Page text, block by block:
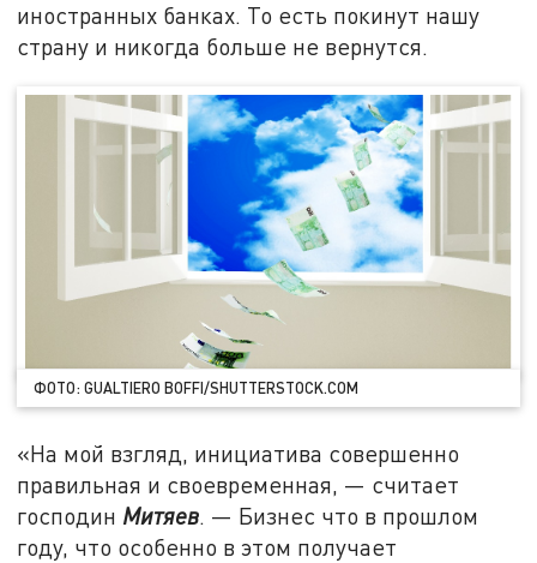
иностранных банках. То есть покинут нашу
страну и никогда больше не вернутся.
ФОТО: GUALTIERO BOFFI/SHUTTERSTOCK.COM
«На мой взгляд, инициатива совершенно
правильная и своевременная, — считает
господин Митяев. — Бизнес что в прошлом
году, что особенно в этом получает